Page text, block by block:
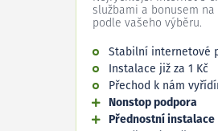
službami a bonusem na
podle vašeho výběru.
Stabilní internetové
Instalace již za 1 Kč
Přechod k nám
Nonstop podpora
Přednostní instalace